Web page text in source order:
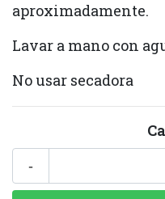
aproximadamente.
Lavar a mano con
No usar secadora
-